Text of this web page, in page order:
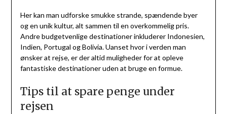
Her kan man udforske smukke strande, spændende byer
og en unik kultur, alt sammen til en overkommelig pris.
Andre budgetvenlige destinationer inkluderer Indonesien,
Indien, Portugal og Bolivia. Uanset hvor i verden man
ønsker at rejse, er der altid muligheder for at opleve
fantastiske destinationer uden at bruge en formue.
Tips til at spare penge under
rejsen